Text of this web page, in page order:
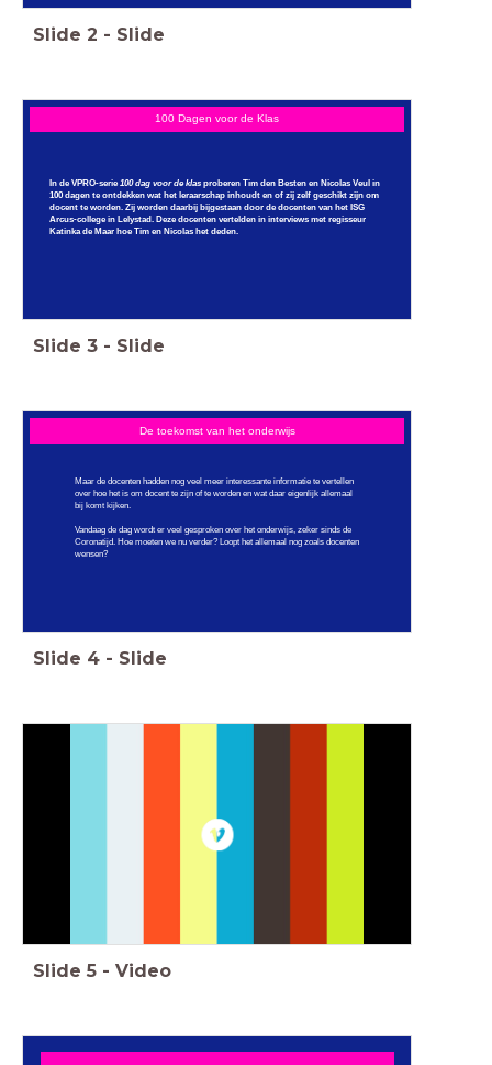
Slide 2 - Slide
In de VPRO-serie100 dag voor de klas proberen Tim den Besten en Nicolas Veul in
100 dagen te ontdekken wat het leraarschap inhoudt en of zij zelf geschikt zijn om
docent te worden. Zij worden daarbij bijgestaan door de docenten van het ISG
Arcus-college in Lelystad. Deze docenten vertelden in interviews met regisseur
Katinka de Maar hoe Tim en Nicolas het deden.
100 Dagen voor de Klas
Slide 3 - Slide
Maar de docenten hadden nog veel meer interessante informatie te vertellen
over hoe het is om docent te zijn of te worden en wat daar eigenlijk allemaal
bij komt kijken.
Vandaag de dag wordt er veel gesproken over het onderwijs, zeker sinds de
Coronatijd. Hoe moeten we nu verder? Loopt het allemaal nog zoals docenten
wensen?
De toekomst van het onderwijs
Slide 4 - Slide
Slide 5 - Video